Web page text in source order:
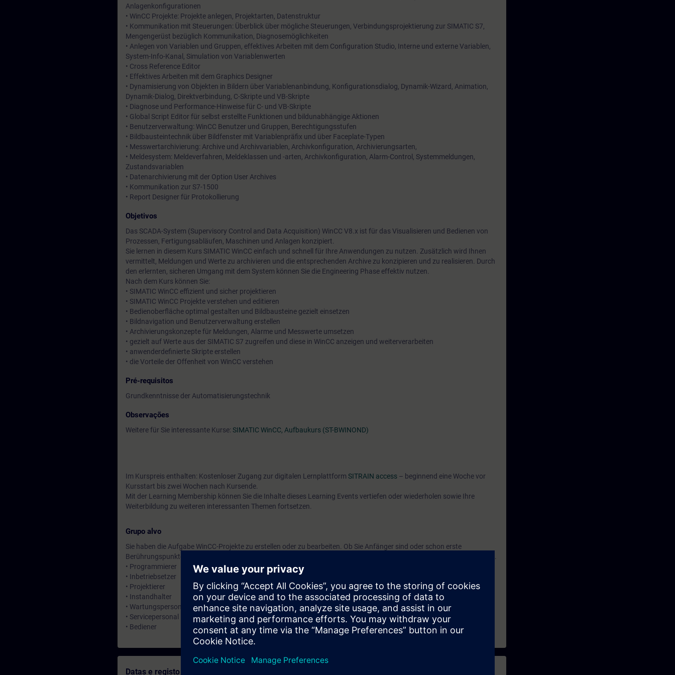
Anlagenkonfigurationen
• WinCC Projekte: Projekte anlegen, Projektarten, Datenstruktur
• Kommunikation mit Steuerungen: Überblick über mögliche Steuerungen, Verbindungsprojektierung zur SIMATIC S7,
Mengengerüst bezüglich Kommunikation, Diagnosemöglichkeiten
• Anlegen von Variablen und Gruppen, effektives Arbeiten mit dem Configuration Studio, Interne und externe Variablen,
System-Info-Kanal, Simulation von Variablenwerten
• Cross Reference Editor
• Effektives Arbeiten mit dem Graphics Designer
• Dynamisierung von Objekten in Bildern über Variablenanbindung, Konfigurationsdialog, Dynamik-Wizard, Animation,
Dynamik-Dialog, Direktverbindung, C-Skripte und VB-Skripte
• Diagnose und Performance-Hinweise für C- und VB-Skripte
• Global Script Editor für selbst erstellte Funktionen und bildunabhängige Aktionen
• Benutzerverwaltung: WinCC Benutzer und Gruppen, Berechtigungsstufen
• Bildbausteintechnik über Bildfenster mit Variablenpräfix und über Faceplate-Typen
• Messwertarchivierung: Archive und Archivvariablen, Archivkonfiguration, Archivierungsarten,
• Meldesystem: Meldeverfahren, Meldeklassen und -arten, Archivkonfiguration, Alarm-Control, Systemmeldungen,
Zustandsvariablen
• Datenarchivierung mit der Option User Archives
• Kommunikation zur S7-1500
• Report Designer für Protokollierung
Objetivos
Das SCADA-System (Supervisory Control and Data Acquisition) WinCC V8.x ist für das Visualisieren und Bedienen von
Prozessen, Fertigungsabläufen, Maschinen und Anlagen konzipiert.
Sie lernen in diesem Kurs SIMATIC WinCC einfach und schnell für Ihre Anwendungen zu nutzen. Zusätzlich wird Ihnen
vermittelt, Meldungen und Werte zu archivieren und die entsprechenden Archive zu konzipieren und zu realisieren. Durch
den erlernten, sicheren Umgang mit dem System können Sie die Engineering Phase effektiv nutzen.
Nach dem Kurs können Sie:
• SIMATIC WinCC effizient und sicher projektieren
• SIMATIC WinCC Projekte verstehen und editieren
• Bedienoberfläche optimal gestalten und Bildbausteine gezielt einsetzen
• Bildnavigation und Benutzerverwaltung erstellen
• Archivierungskonzepte für Meldungen, Alarme und Messwerte umsetzen
• gezielt auf Werte aus der SIMATIC S7 zugreifen und diese in WinCC anzeigen und weiterverarbeiten
• anwenderdefinierte Skripte erstellen
• die Vorteile der Offenheit von WinCC verstehen
Pré-requisitos
Grundkenntnisse der Automatisierungstechnik
Observações
Weitere für Sie interessante Kurse: SIMATIC WinCC, Aufbaukurs (ST-BWINOND)
Im Kurspreis enthalten: Kostenloser Zugang zur digitalen Lernplattform SITRAIN access – beginnend eine Woche vor
Kursstart bis zwei Wochen nach Kursende.
Mit der Learning Membership können Sie die Inhalte dieses Learning Events vertiefen oder wiederholen sowie Ihre
Weiterbildung zu weiteren interessanten Themen fortsetzen.
Grupo alvo
Sie haben die Aufgabe WinCC-Projekte zu erstellen oder zu bearbeiten. Ob Sie Anfänger sind oder schon erste
Berührungspunkte mit WinCC hatten, dieser Kurs zeigt Ihnen viel Neues und gibt Ihnen Sicherheit im Umgang mit WinCC.
• Programmierer
• Inbetriebsetzer
• Projektierer
• Instandhalter
• Wartungspersonal
• Servicepersonal
• Bediener
Datas e registo